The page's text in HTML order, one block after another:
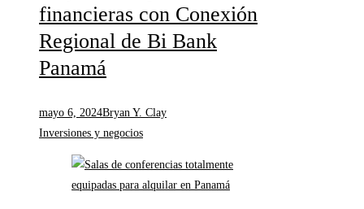
financieras con Conexión
Regional de Bi Bank
Panamá
mayo 6, 2024Bryan Y. Clay
Inversiones y negocios